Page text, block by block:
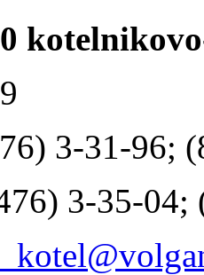
3-31-96;
3-35-04;